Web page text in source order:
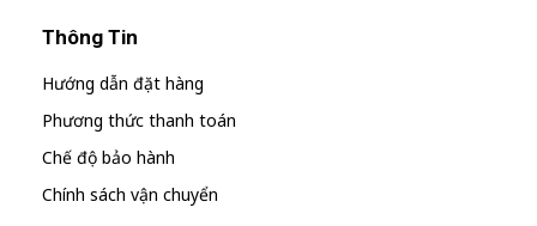
Thông Tin
Hướng dẫn đặt hàng
Phương thức thanh toán
Chế độ bảo hành
Chính sách vận chuyển